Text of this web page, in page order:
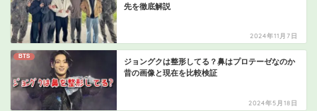
先を徹底解説
2024年11月7日
BTS
ジョングクは整形してる？鼻はプロテーゼなのか
昔の画像と現在を比較検証
2024年5月18日